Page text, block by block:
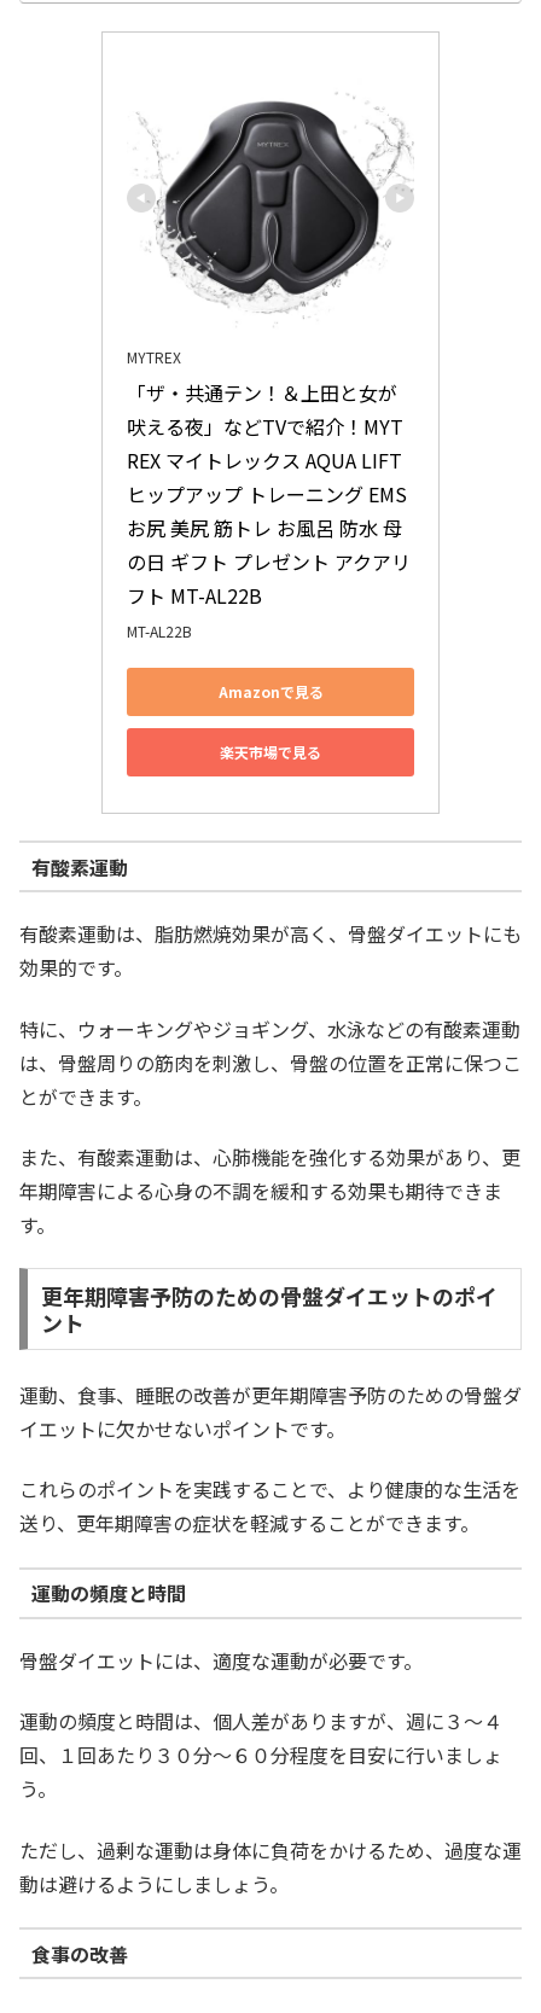
MYTREX
「ザ・共通テン！＆上田と女が
吠える夜」などTVで紹介！MYT
REX マイトレックス AQUA LIFT
ヒップアップ トレーニング EMS
お尻 美尻 筋トレ お風呂 防水 母
の日 ギフト プレゼント アクアリ
フト MT-AL22B
MT-AL22B
Amazonで見る
楽天市場で見る
有酸素運動
有酸素運動は、脂肪燃焼効果が高く、骨盤ダイエットにも
効果的です。
特に、ウォーキングやジョギング、水泳などの有酸素運動
は、骨盤周りの筋肉を刺激し、骨盤の位置を正常に保つこ
とができます。
また、有酸素運動は、心肺機能を強化する効果があり、更
年期障害による心身の不調を緩和する効果も期待できま
す。
更年期障害予防のための骨盤ダイエットのポイ
ント
運動、食事、睡眠の改善が更年期障害予防のための骨盤ダ
イエットに欠かせないポイントです。
これらのポイントを実践することで、より健康的な生活を
送り、更年期障害の症状を軽減することができます。
運動の頻度と時間
骨盤ダイエットには、適度な運動が必要です。
運動の頻度と時間は、個人差がありますが、週に３～４
回、１回あたり３０分～６０分程度を目安に行いましょ
う。
ただし、過剰な運動は身体に負荷をかけるため、過度な運
動は避けるようにしましょう。
食事の改善